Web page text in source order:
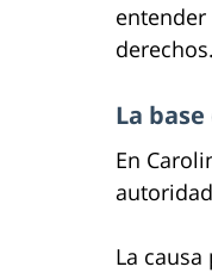
derechos.
La
En
La